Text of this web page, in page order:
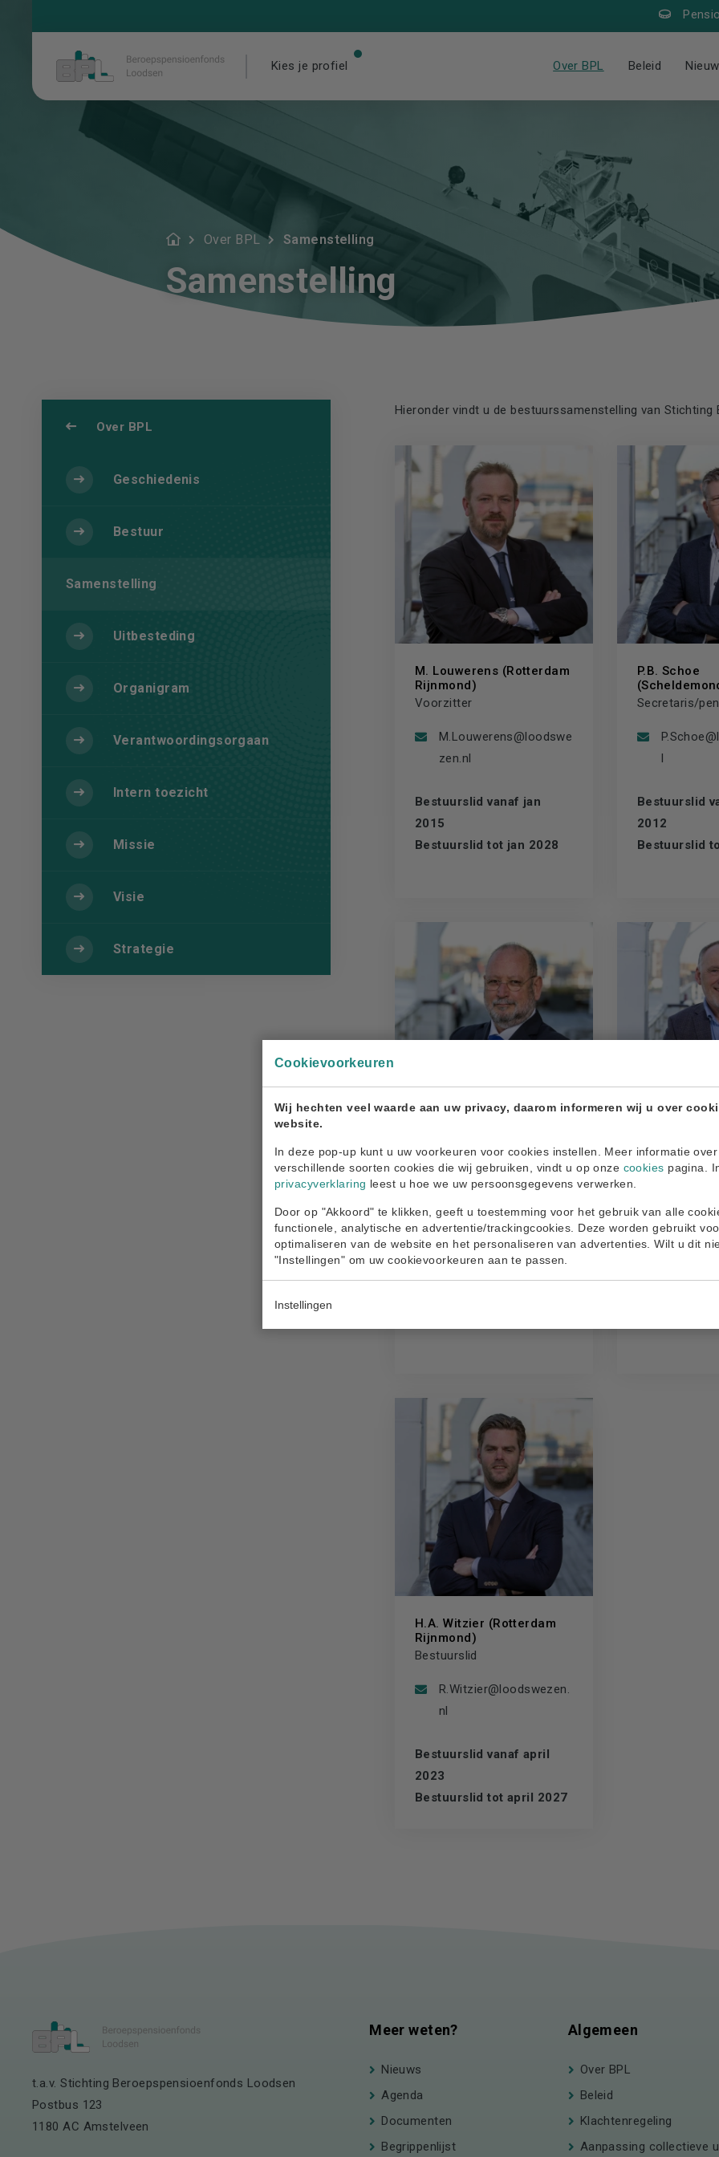
Cookievoorkeuren
Wij hechten veel waarde aan uw privacy, daarom informeren wij u over
website.
In deze pop-up kunt u uw voorkeuren voor cookies instellen. Meer informatie
verschillende soorten cookies die wij gebruiken, vindt u op onze cookies pagina.
privacyverklaring leest u hoe we uw persoonsgegevens verwerken.
Door op "Akkoord" te klikken, geeft u toestemming voor het gebruik van alle
functionele, analytische en advertentie/trackingcookies. Deze worden gebruikt
optimaliseren van de website en het personaliseren van advertenties. Wilt u dit
"Instellingen" om uw cookievoorkeuren aan te passen.
Instellingen
Kies je profiel Over BPL Beleid
Over BPL Samenstelling
Samenstelling
Over BPL
Geschiedenis
Bestuur
Samenstelling
Uitbesteding
Organigram
Verantwoordingsorgaan
Intern toezicht
Missie
Visie
Strategie
Hieronder vindt u de bestuurssamenstelling van
M. Louwerens (Rotterdam
Rijnmond)
Voorzitter
M.Louwerens@loodswe
zen.nl
Bestuurslid vanaf jan
2015
Bestuurslid tot jan 2028
P.B. Schoe
Secretaris/
l
Bestuurslid
2012
Bestuurslid
J.H.P. Waasdorp
Bestuurslid
en.nl
Bestuurslid vanaf juli
2019
N.R.
Bestuurslid
en.nl
2020
Bestuurslid
H.A. Witzier (Rotterdam
Rijnmond)
Bestuurslid
R.Witzier@loodswezen.
nl
Bestuurslid vanaf april
2023
Bestuurslid tot april 2027
t.a.v. Stichting Beroepspensioenfonds Loodsen
Postbus 123
1180 AC Amstelveen
Meer weten?
Nieuws
Agenda
Documenten
Begrippenlijst
Algemeen
Over BPL
Beleid
Klachtenregeling
Aanpassing collectieve